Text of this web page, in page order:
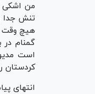
من اشکی
تنش جدا
هیچ وقت
گمنام
است
کردستان
انتهای